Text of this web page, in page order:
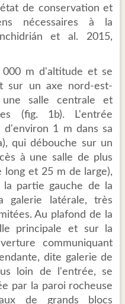
de conservation et
nécessaires à la
et al. 2015,
m d'altitude et se
sur un axe nord-est-
une salle centrale et
(fig. 1b). L'entrée
1 m dans sa
qui débouche sur un
à une salle de plus
long et 25 m de large),
la partie gauche de la
galerie latérale, très
Au plafond de la
principale et sur la
communiquant
dite galerie de
loin de l'entrée, se
par la paroi rocheuse
de grands blocs